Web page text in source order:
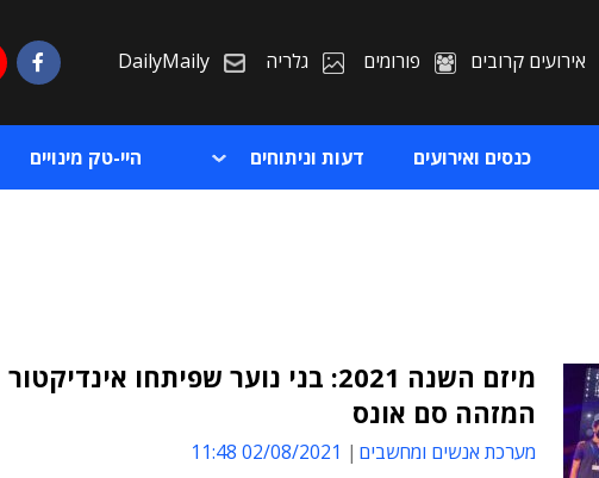
אירועים קרובים פורומים גלריה DailyMaily
כנסים ואירועים דעות וניתוחים היי-טק מינויים
מיזם השנה 2021: בני נוער שפיתחו אינדיקטור
המזהה סם אונס
מערכת אנשים ומחשבים 02/08/2021 11:48